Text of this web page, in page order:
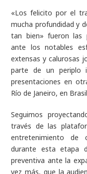
«Los felicito por el
mucha profundidad y
tan bien» fueron las
ante los notables
extensas y calurosas
parte de un periplo
presentaciones en
Río de Janeiro, en
Seguimos
través de las
entretenimiento de
durante esta etapa
preventiva ante la
vez más, que la